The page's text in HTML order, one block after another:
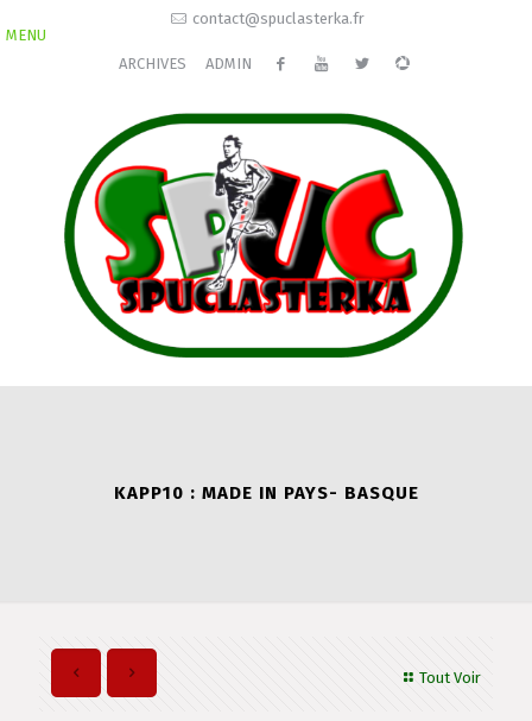
contact@spuclasterka.fr
ARCHIVES ADMIN
MENU
KAPP10 : MADE IN PAYS- BASQUE
Tout Voir